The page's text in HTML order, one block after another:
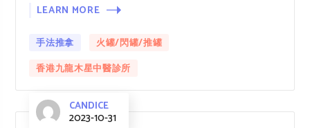
LEARN MORE
手法推拿
火罐/閃罐/推罐
香港九龍木星中醫診所
CANDICE
2023-10-31